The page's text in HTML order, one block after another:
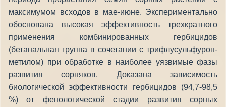
максимумом всходов в мае-июне. Экспериментально
обоснована высокая эффективность трехкратного
применения комбинированных гербицидов
(бетанальная группа в сочетании с трифлусульфурон-
метилом) при обработке в наиболее уязвимые фазы
развития сорняков. Доказана зависимость
биологической эффективности гербицидов (94,7-98,5
%) от фенологической стадии развития сорных